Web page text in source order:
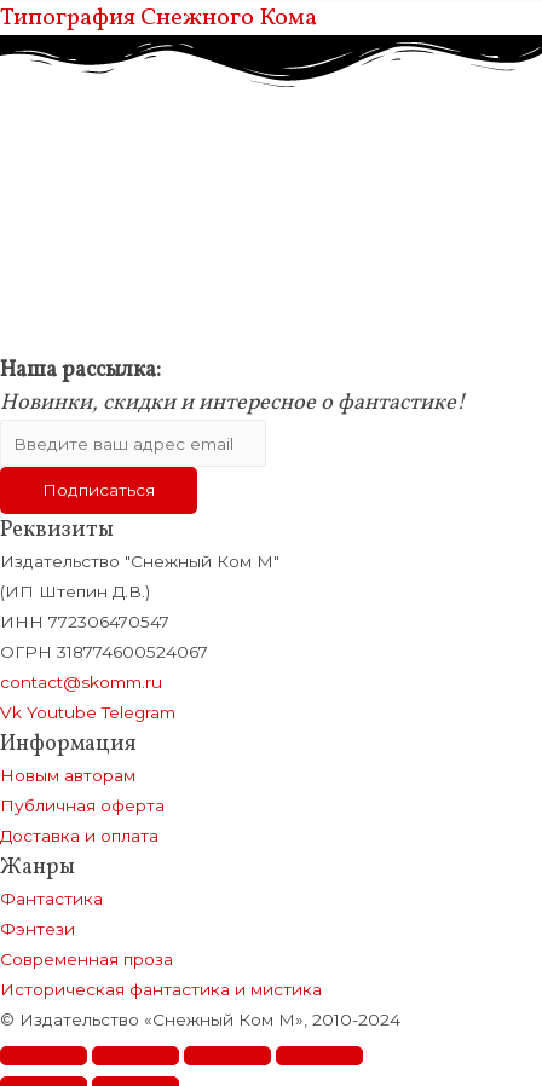
Типография Снежного Кома
Наша рассылка:
Новинки, скидки и интересное о фантастике!
Реквизиты
Издательство "Снежный Ком М"
(ИП Штепин Д.В.)
ИНН 772306470547
ОГРН 318774600524067
contact@skomm.ru
Vk Youtube Telegram
Информация
Новым авторам
Публичная оферта
Доставка и оплата
Жанры
Фантастика
Фэнтези
Современная проза
Историческая фантастика и мистика
© Издательство «Снежный Ком М», 2010-2024